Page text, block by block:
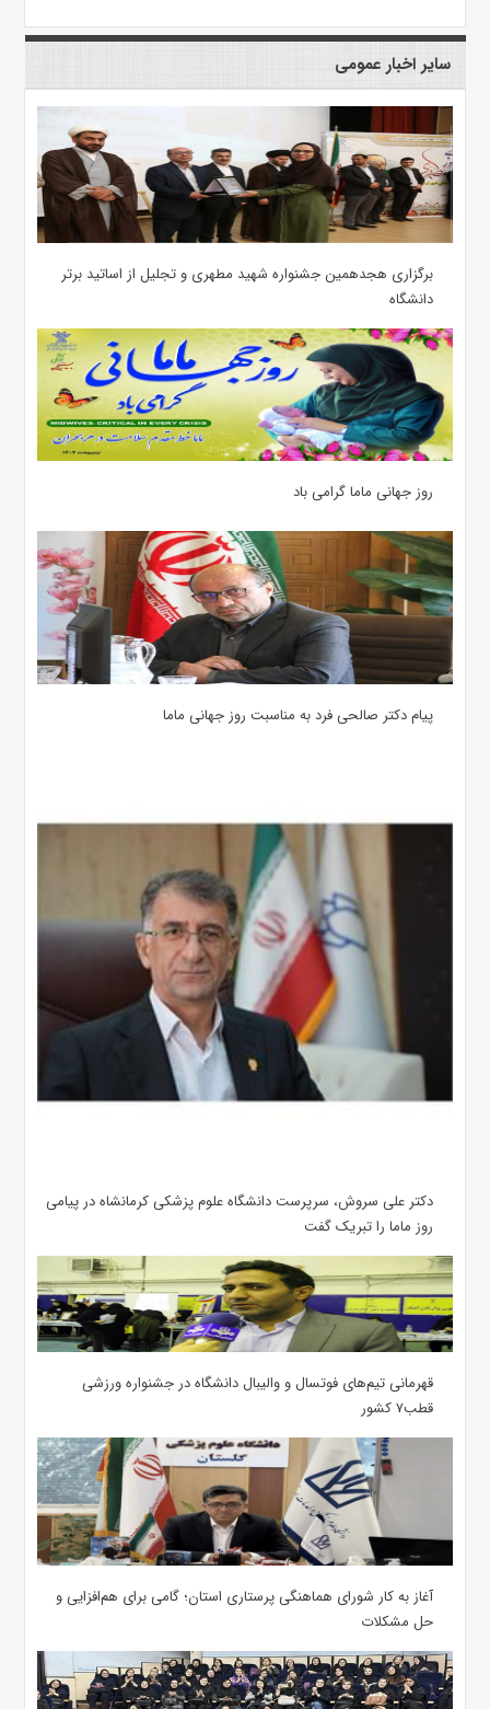
سایر اخبار عمومی
برگزاری هجدهمین جشنواره شهید مطهری و تجلیل از اساتید برتر
دانشگاه
روز جهانی ماما گرامی باد
پیام دکتر صالحی فرد به مناسبت روز جهانی ماما
دکتر علی سروش، سرپرست دانشگاه علوم پزشکی کرمانشاه در پیامی
روز ماما را تبریک گفت
قهرمانی تیم‌های فوتسال و والیبال دانشگاه در جشنواره ورزشی
قطب۷ کشور
آغاز به کار شورای هماهنگی پرستاری استان؛ گامی برای هم‌افزایی و
حل مشکلات